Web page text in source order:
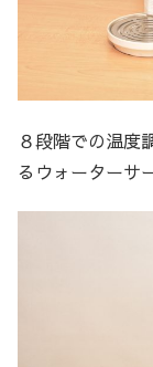
８段階での温度
るウォーターサ